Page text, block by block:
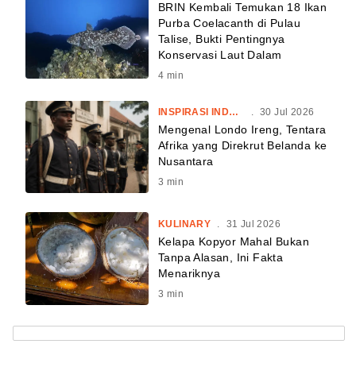
BRIN Kembali Temukan 18 Ikan
Purba Coelacanth di Pulau
Talise, Bukti Pentingnya
Konservasi Laut Dalam
4 min
INSPIRASI INDONESIA . 30 Jul 2026
Mengenal Londo Ireng, Tentara
Afrika yang Direkrut Belanda ke
Nusantara
3 min
KULINARY 31 Jul 2026
Kelapa Kopyor Mahal Bukan
Tanpa Alasan, Ini Fakta
Menariknya
3 min